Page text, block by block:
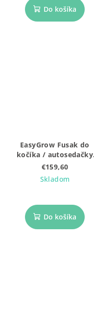
Do košíka
EasyGrow Fusak do
kočíka / autosedačky
Ferd Maxi Brown
€159,60
Skladom
Do košíka